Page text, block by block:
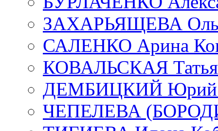
ЗАХАРЬЯЩЕВА
САЛЕНКО Арина
КОВАЛЬСКАЯ
ДЕМБИЦКИЙ Юрий
ЧЕПЕЛЕВА